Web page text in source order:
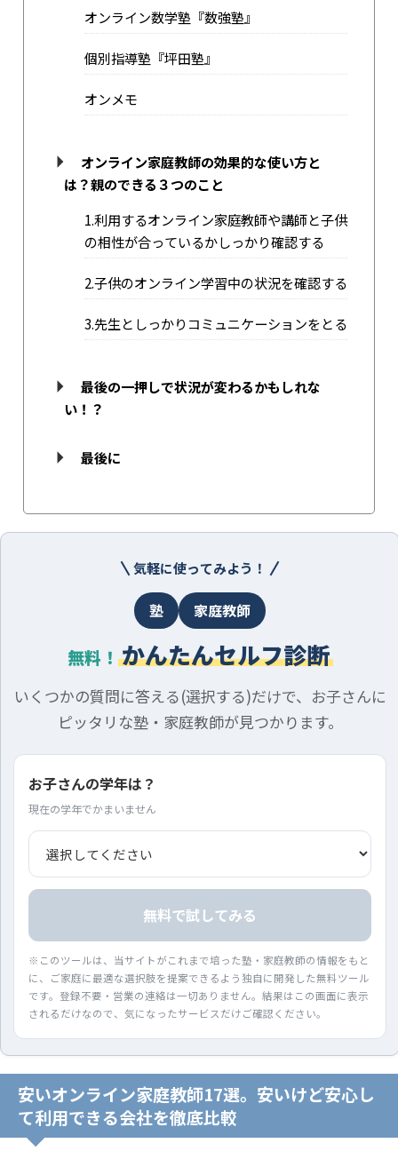
オンライン数学塾『数強塾』
個別指導塾『坪田塾』
オンメモ
オンライン家庭教師の効果的な使い方と
は？親のできる３つのこと
1.利用するオンライン家庭教師や講師と子供
の相性が合っているかしっかり確認する
2.子供のオンライン学習中の状況を確認する
3.先生としっかりコミュニケーションをとる
最後の一押しで状況が変わるかもしれな
い！？
最後に
気軽に使ってみよう！
塾 家庭教師
無料！ かんたんセルフ診断
いくつかの質問に答える(選択する)だけで、お子さんに
ピッタリな塾・家庭教師が見つかります。
お子さんの学年は？
現在の学年でかまいません
無料で試してみる
※このツールは、当サイトがこれまで培った塾・家庭教師の情報をもと
に、ご家庭に最適な選択肢を提案できるよう独自に開発した無料ツール
です。登録不要・営業の連絡は一切ありません。結果はこの画面に表示
されるだけなので、気になったサービスだけご確認ください。
安いオンライン家庭教師17選。安いけど安心し
て利用できる会社を徹底比較